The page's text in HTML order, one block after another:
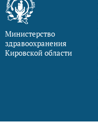
Министерство
здравоохранения
Кировской области